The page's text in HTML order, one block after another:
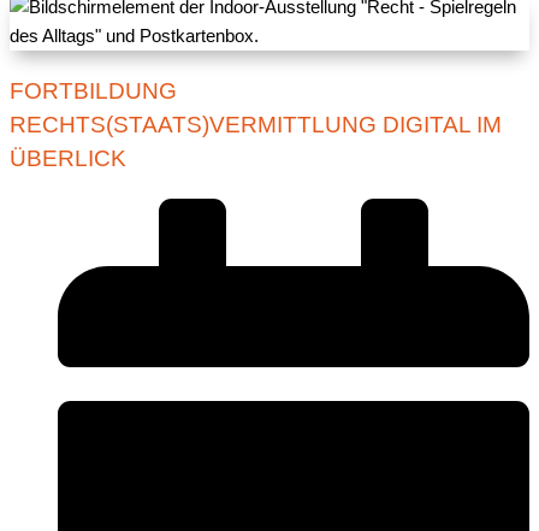
FORTBILDUNG
RECHTS(STAATS)VERMITTLUNG DIGITAL IM
ÜBERLICK